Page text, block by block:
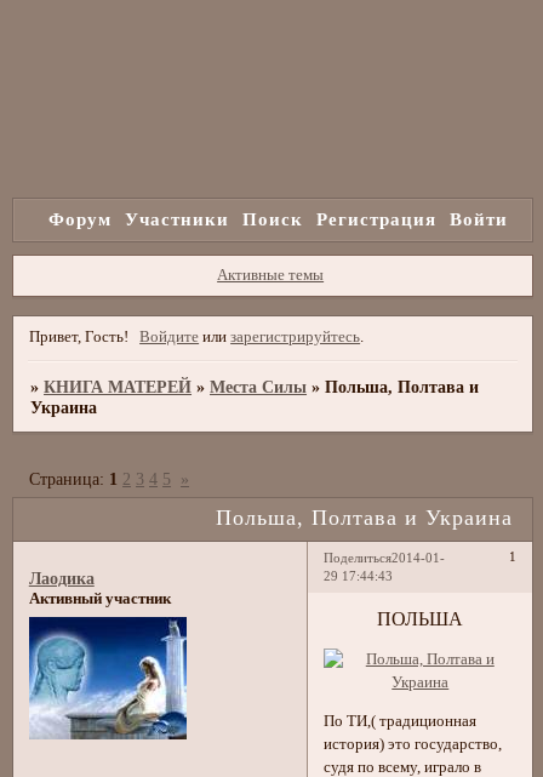
Форум Участники Поиск Регистрация Войти
Активные темы
Привет, Гость! Войдите илизарегистрируйтесь
»КНИГА МАТЕРЕЙ »Места Силы »Польша, Полтава и
Украина
Польша, Полтава и Украина
Страница: 1 2 3 4 5 »
Поделиться 1
2014-01-
29 17:44:43
Лаодика
Активный участник
ПОЛЬША
По ТИ,( традиционная
история) это государство,
судя по всему, играло в